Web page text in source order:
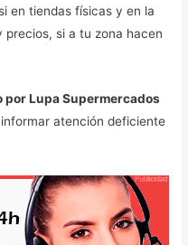
en tiendas físicas y en la
precios, si a tu zona hacen
por Lupa Supermercados
atención deficiente